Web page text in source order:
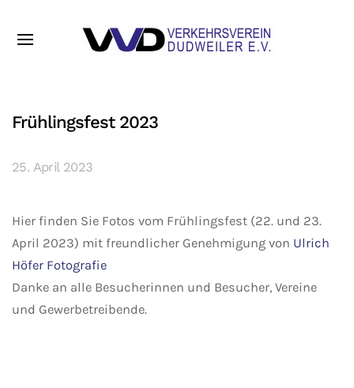
Frühlingsfest 2023
25. April 2023
Hier finden Sie Fotos vom Frühlingsfest (22. und 23.
April 2023) mit freundlicher Genehmigung von Ulrich
Höfer Fotografie
Danke an alle Besucherinnen und Besucher, Vereine
und Gewerbetreibende.